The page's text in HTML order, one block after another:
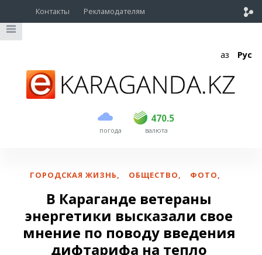
Контакты Рекламодателям
Қаз Рус
погода
470.5
USD 468.5 470.5
EUR валюта
ГОРОДСКАЯ ЖИЗНЬ, ОБЩЕСТВО, ФОТО,
В Караганде ветераны
энергетики высказали свое
мнение по поводу введения
дифтарифа на тепло